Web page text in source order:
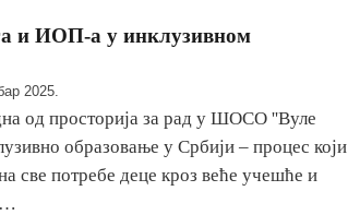
и ИОП-а у инклузивном
2025.
од просторија за рад у ШОСО ''Вуле
образовање у Србији – процес који
све потребе деце кроз веће учешће и